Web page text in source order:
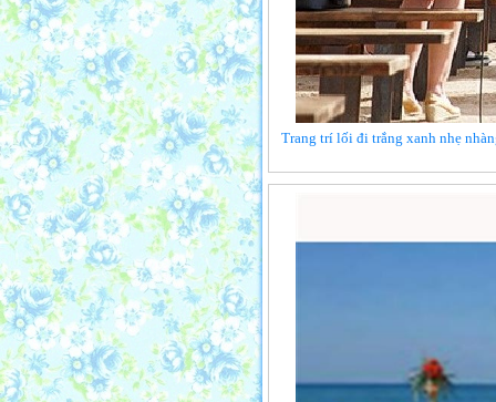
Trang trí lối đi trắng xanh nhẹ